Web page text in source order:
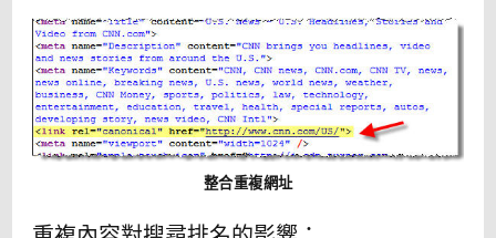
整合重複網址